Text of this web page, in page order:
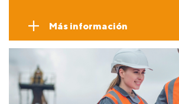
Más información